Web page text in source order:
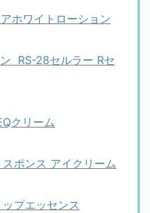
ホワイトローション
RS-28セルラー Rセ
クリーム
ポンス アイクリーム
プエッセンス